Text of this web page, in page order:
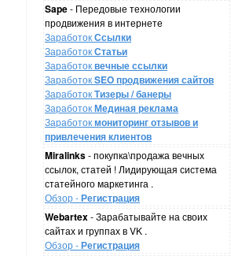
Sape- Передовые технологии
продвижения в интернете
ЗаработокСсылки
ЗаработокСтатьи
Заработоквечные ссылки
ЗаработокSEO продвижения сайтов
ЗаработокТизеры / банеры
ЗаработокМединая реклама
Заработокмониторинг отзывов и
привлечения клиентов
Miralinks- покупка\продажа вечных
ссылок, статей ! Лидирующая система
статейного маркетинга .
Обзор -Регистрация
Webartex- Зарабатывайте на своих
сайтах и группах в VK .
Обзор -Регистрация